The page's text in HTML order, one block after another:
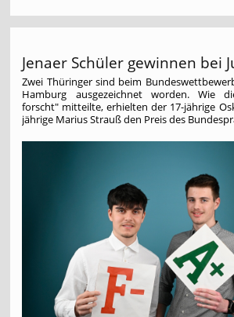
Jenaer Schüler gewinnen bei
Zwei Thüringer sind beim
Hamburg ausgezeichnet worden. Wie
forscht" mitteilte, erhielten der 17-jährige
jährige Marius Strauß den Preis des